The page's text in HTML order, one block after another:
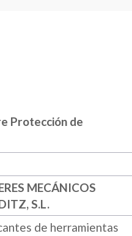
Protección de
MECÁNICOS
S.L.
de herramientas